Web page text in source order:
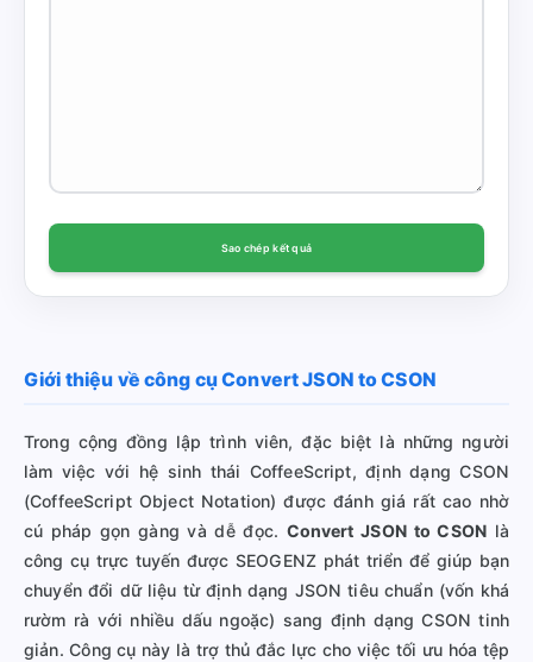
Sao chép kết quả
Giới thiệu về công cụ Convert JSON to CSON
Trong cộng đồng lập trình viên, đặc biệt là những người
làm việc với hệ sinh thái CoffeeScript, định dạng CSON
(CoffeeScript Object Notation) được đánh giá rất cao nhờ
cú pháp gọn gàng và dễ đọc. Convert JSON to CSON là
công cụ trực tuyến được SEOGENZ phát triển để giúp bạn
chuyển đổi dữ liệu từ định dạng JSON tiêu chuẩn (vốn khá
rườm rà với nhiều dấu ngoặc) sang định dạng CSON tinh
giản. Công cụ này là trợ thủ đắc lực cho việc tối ưu hóa tệp